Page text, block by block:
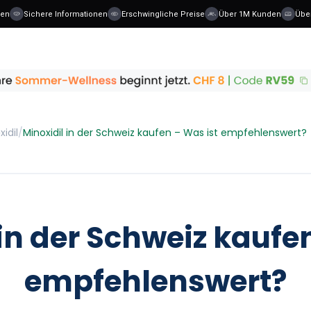
Sichere Informationen Erschwingliche Preise Über 1M Kunden Über
/Minoxidil in der Schweiz kaufen – Was ist empfehlenswert?
der Schweiz
empfehlenswert?